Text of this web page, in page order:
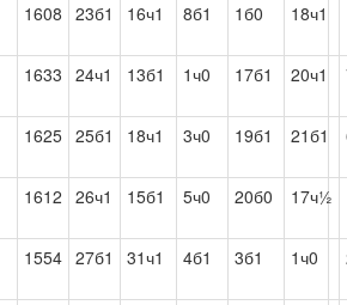
1608 23б1 16ч1 8б1 1б0 18ч1
1633 24ч1 13б1 1ч0 17б1 20ч1
1625 25б1 18ч1 3ч0 19б1 21б1
1612 26ч1 15б1 5ч0 20б0 17ч½
1554 27б1 31ч1 4б1 3б1 1ч0